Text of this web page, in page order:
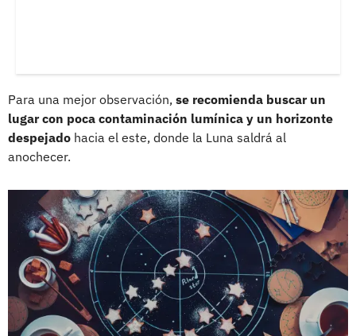
Para una mejor observación, se recomienda buscar un
lugar con poca contaminación lumínica y un horizonte
despejado hacia el este, donde la Luna saldrá al
anochecer.